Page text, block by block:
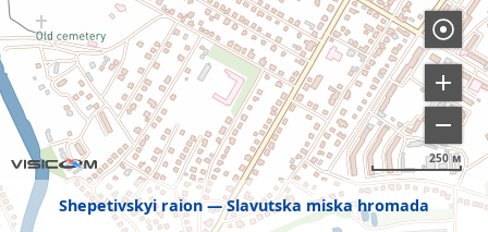
Shepetivskyi raion Slavutska miska hromada
250 м